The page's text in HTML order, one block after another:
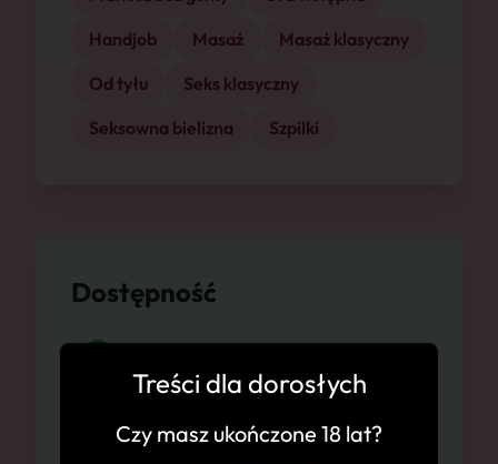
Handjob
Masaż
Masaż klasyczny
Od tyłu
Seks klasyczny
Seksowna bielizna
Szpilki
Dostępność
Treści dla dorosłych
Czy masz ukończone 18 lat?